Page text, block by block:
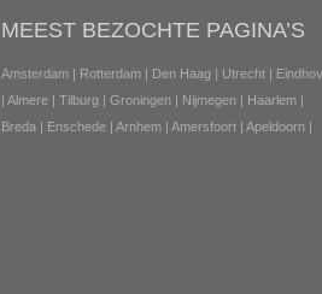
MEEST BEZOCHTE PAGINA’S
Amsterdam | Rotterdam | Den Haag | Utrecht |
| Almere | Tilburg | Groningen | Nijmegen | Haarlem |
Breda | Enschede | Arnhem | Amersfoort | Apeldoorn |